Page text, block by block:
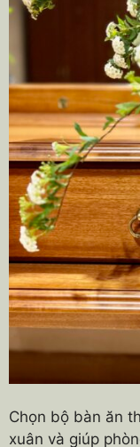
Chọn bộ bàn ăn
xuân và giúp